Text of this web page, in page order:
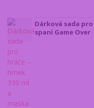
Dárková sada
spaní Game Over